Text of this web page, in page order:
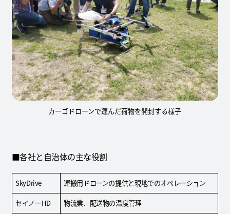
カーゴドローンで運んだ荷物を開封する様子
■各社と自治体の主な役割
SkyDrive 運搬用ドローンの提供と現地でのオペレーション
セイノーHD 物流業、配送物の温度管理